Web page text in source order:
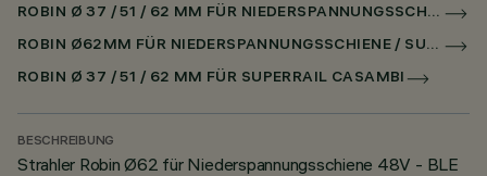
ROBIN Ø 37 / 51 / 62 MM FÜR NIEDERSPANNUNGSSCHIENE CASAMBI
ROBIN Ø62MM FÜR NIEDERSPANNUNGSSCHIENE / SUPERRAIL
ROBIN Ø 37 / 51 / 62 MM FÜR SUPERRAIL CASAMBI
BESCHREIBUNG
Strahler Robin Ø62 für Niederspannungsschiene 48V - BLE